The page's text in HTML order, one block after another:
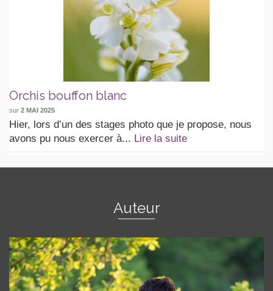
Orchis bouffon blanc
sur 2 MAI 2025
Hier, lors d’un des stages photo que je propose, nous
avons pu nous exercer à... Lire la suite
Auteur